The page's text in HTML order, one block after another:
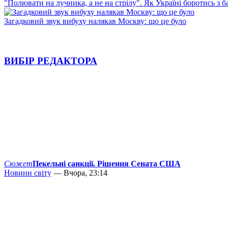
"Полювати на лучника, а не на стрілу". Як Україні боротись з
Загадковий звук вибуху налякав Москву: що це було
ВИБІР РЕДАКТОРА
СюжетПекельні санкції. Рішення Сената США
Новини світу — Вчора, 23:14